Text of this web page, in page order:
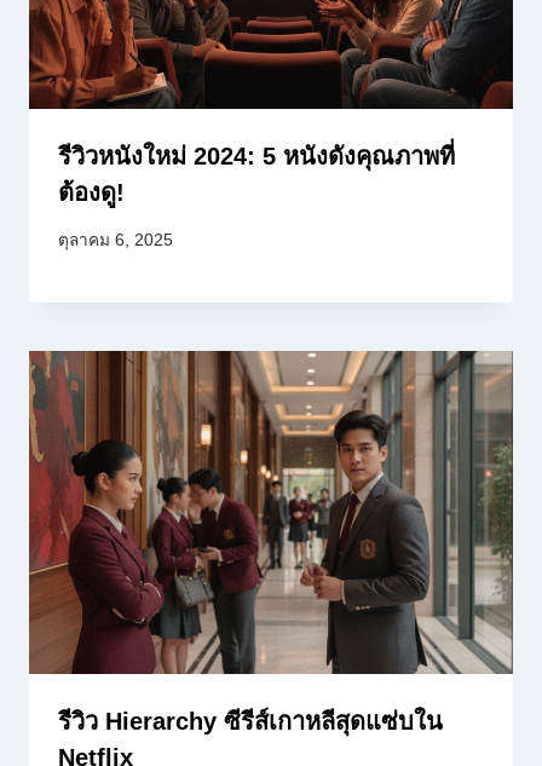
รีวิวหนังใหม่ 2024: 5 หนังดังคุณภาพที่
ต้องดู!
ตุลาคม 6, 2025
รีวิว Hierarchy ซีรีส์เกาหลีสุดแซ่บใน
Netflix